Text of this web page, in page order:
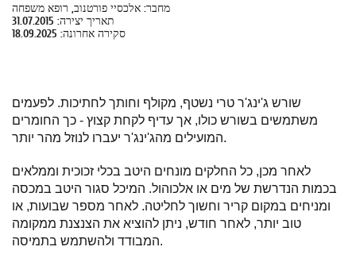
מחבר: אלכסיי פורטנוב, רופא משפחה
תאריך יצירה: 31.07.2015
סקירה אחרונה: 18.09.2025
שורש ג'ינג'ר טרי נשטף, מקולף וחותך לחתיכות. לפעמים
משתמשים בשורש כולו, אך עדיף לקחת קצוץ - כך החומרים
המועילים מהג'ינג'ר יעברו לנוזל מהר יותר.
לאחר מכן, כל החלקים מונחים היטב בכלי זכוכית וממלאים
בכמות הנדרשת של מים או אלכוהול. המיכל סגור היטב במכסה
ומניחים במקום קריר וחשוך לחליטה. לאחר מספר שבועות, או
טוב יותר, לאחר חודש, ניתן להוציא את הצנצנת ממקומה
המבודד ולהשתמש בתמיסה.